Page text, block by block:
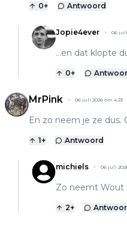
0+ Antwoord
Jopie4ever 06 juli
...en dat klopte
0+
MrPink 06 juli 2026 om 4:23
En zo neem je ze dus.
1+ Antwoord
michiels 06 juli
Zo neemt Wout
2+